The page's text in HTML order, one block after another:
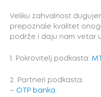
Veliku zahvalnost
prepoznale kvalitet
podrže i daju nam vetar
1. Pokrovitelj podkasta:
2. Partneri podkasta:
– OTP banka